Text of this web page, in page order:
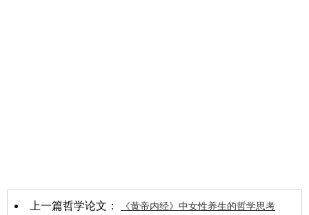
上一篇哲学论文： 《黄帝内经》中女性养生的哲学思考